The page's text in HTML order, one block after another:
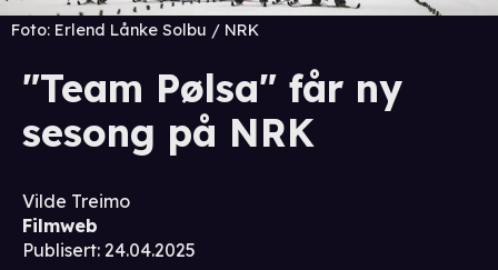
Foto: Erlend Lånke Solbu / NRK
"Team Pølsa" får ny
sesong på NRK
Vilde Treimo
Filmweb
Publisert: 24.04.2025